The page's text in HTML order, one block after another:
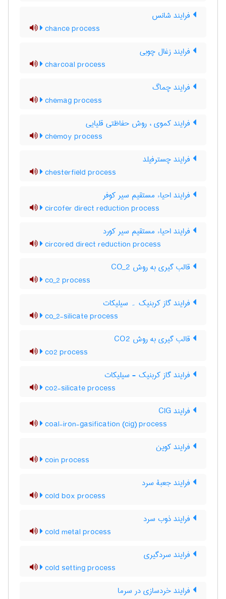
فرایند شانس
chance process
فرایند زغال چوبی
charcoal process
فرایند چماگ
chemag process
فرایند کموی ، روش حفاظتی قلیایی
chemoy process
فرایند چسترفیلد
chesterfield process
فرایند احیاء مستقیم سیر کوفر
circofer direct reduction process
فرایند احیاء مستقیم سیر کورد
circored direct reduction process
قالب گیری به روش CO_2
co_2 process
فرایند گاز کربنیک ۔ سیلیکات
co_2-silicate process
قالب گیری به روش CO2
co2 process
فرایند گاز کربنیک - سیلیکات
co2-silicate process
فرایند CIG
coal-iron-gasification (cig) process
فرایند کوین
coin process
فرایند جعبۀ سرد
cold box process
فرایند ذوب سرد
cold metal process
فرایند سردگیری
cold setting process
فرایند خردسازی در سرما